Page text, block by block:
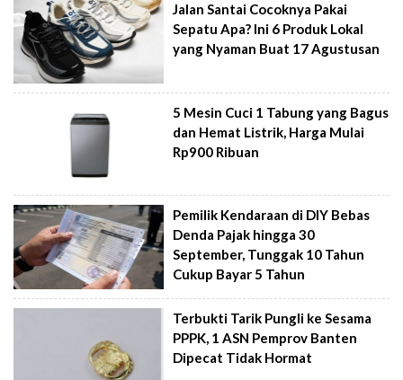
Jalan Santai Cocoknya Pakai
Sepatu Apa? Ini 6 Produk Lokal
yang Nyaman Buat 17 Agustusan
5 Mesin Cuci 1 Tabung yang Bagus
dan Hemat Listrik, Harga Mulai
Rp900 Ribuan
Pemilik Kendaraan di DIY Bebas
Denda Pajak hingga 30
September, Tunggak 10 Tahun
Cukup Bayar 5 Tahun
Terbukti Tarik Pungli ke Sesama
PPPK, 1 ASN Pemprov Banten
Dipecat Tidak Hormat